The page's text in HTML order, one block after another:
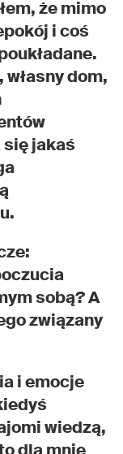
że mimo
i coś
dom,
jakaś
sobą? A
związany
i emocje
wiedzą,